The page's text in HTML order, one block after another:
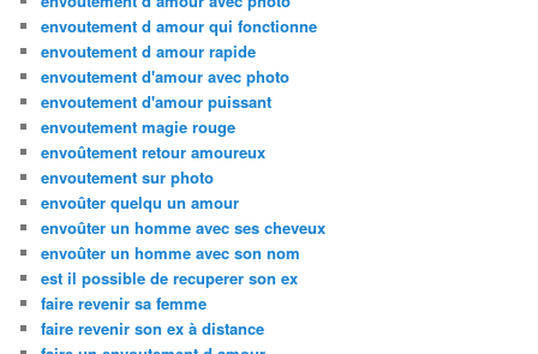
envoutement d amour qui fonctionne
envoutement d amour rapide
envoutement d'amour avec photo
envoutement d'amour puissant
envoutement magie rouge
envoûtement retour amoureux
envoutement sur photo
envoûter quelqu un amour
envoûter un homme avec ses cheveux
envoûter un homme avec son nom
est il possible de recuperer son ex
faire revenir sa femme
faire revenir son ex à distance